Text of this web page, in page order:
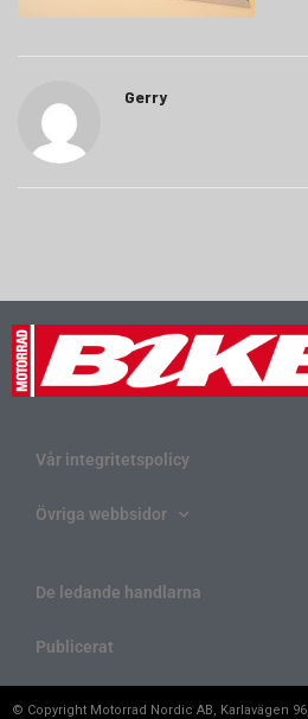
Gerry
Vår integritetspolicy
Övriga webbsidor
De ledande handlarna
Publicerat
© Copyright Motorrad Nordic AB, Karlavägen